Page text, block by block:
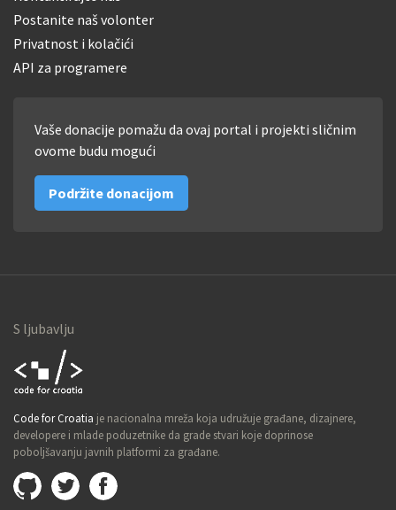
Postanite naš volonter
Privatnost i kolačići
API za programere
Vaše donacije pomažu da ovaj portal i projekti sličnim
ovome budu mogući
Podržite donacijom
S ljubavlju
Croatia
Code for Croatia je nacionalna mreža koja udružuje građane, dizajnere,
developere i mlade poduzetnike da grade stvari koje doprinose
poboljšavanju javnih platformi za građane.